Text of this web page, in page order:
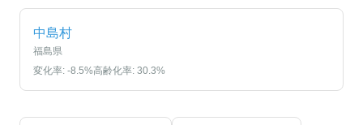
中島村
福島県
変化率: -8.5%高齢化率: 30.3%